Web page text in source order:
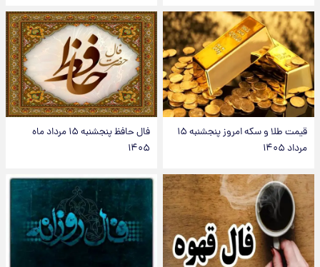
قیمت طلا و سکه امروز پنجشنبه ۱۵
مرداد ۱۴۰۵
فال حافظ پنجشنبه ۱۵ مرداد ماه
۱۴۰۵